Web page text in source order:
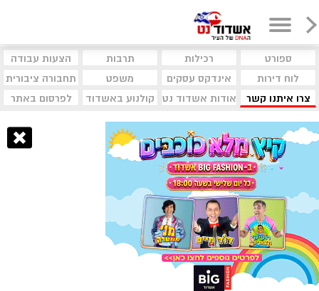
ספורט רכילות תרבות
הצעות עבודה
לוח דירות
אינדקס עסקים משפט
תחבורה ציבורית
צרו איתנו קשר
אודות אשדוד נט קולנוע באשדוד לפרסום באתר